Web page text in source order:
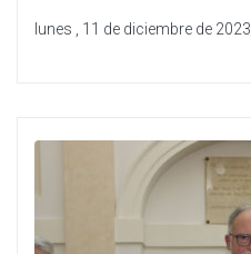
lunes , 11 de diciembre de 2023